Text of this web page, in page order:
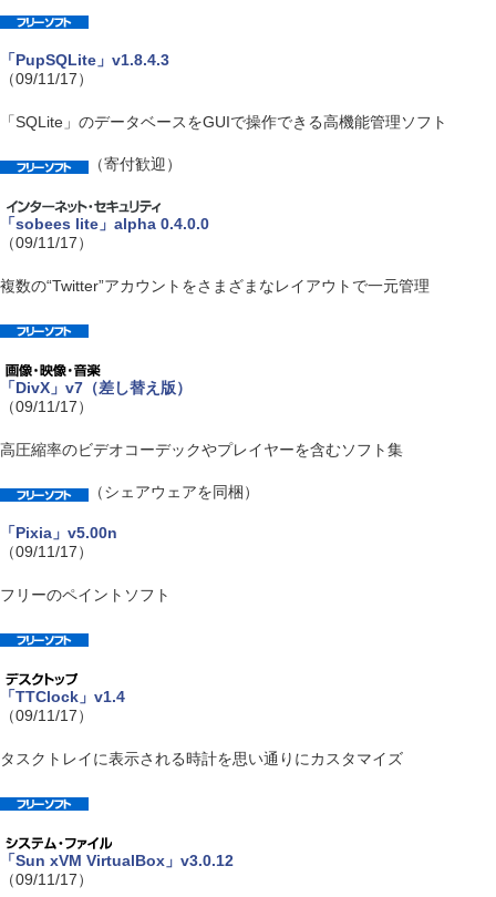
「PupSQLite」v1.8.4.3
（09/11/17）
「SQLite」のデータベースをGUIで操作できる高機能管理ソフト
（寄付歓迎）
「sobees lite」alpha 0.4.0.0
（09/11/17）
複数の“Twitter”アカウントをさまざまなレイアウトで一元管理
「DivX」v7（差し替え版）
（09/11/17）
高圧縮率のビデオコーデックやプレイヤーを含むソフト集
（シェアウェアを同梱）
「Pixia」v5.00n
（09/11/17）
フリーのペイントソフト
「TTClock」v1.4
（09/11/17）
タスクトレイに表示される時計を思い通りにカスタマイズ
「Sun xVM VirtualBox」v3.0.12
（09/11/17）